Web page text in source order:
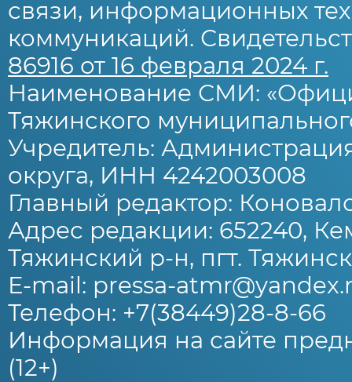
связи, информационных
коммуникаций.
86916 от 16 февраля 2024 г.
Наименование СМИ:
Тяжинского
Учредитель:
округа, ИНН 4242003008
Главный редактор:
Адрес редакции: 652240,
Тяжинский р-н, пгт.
E-mail: pressa-
Телефон: +7(38449)28-8-66
Информация на сайте
(12+)